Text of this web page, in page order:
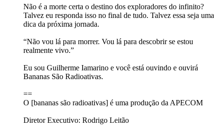
Não é a morte certa o destino dos exploradores do infinito?
Talvez eu responda isso no final de tudo. Talvez essa seja uma
dica da próxima jornada.
“Não vou lá para morrer. Vou lá para descobrir se estou
realmente vivo.”
Eu sou Guilherme Iamarino e você está ouvindo e ouvirá
Bananas São Radioativas.
==
O [bananas são radioativas] é uma produção da APECOM
Diretor Executivo: Rodrigo Leitão